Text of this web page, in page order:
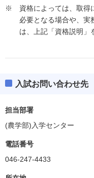
資格によっては、取得
必要となる場合や、実
は、上記「資格説明」
入試お問い合わせ先
担当部署
(農学部)入学センター
電話番号
046-247-4433